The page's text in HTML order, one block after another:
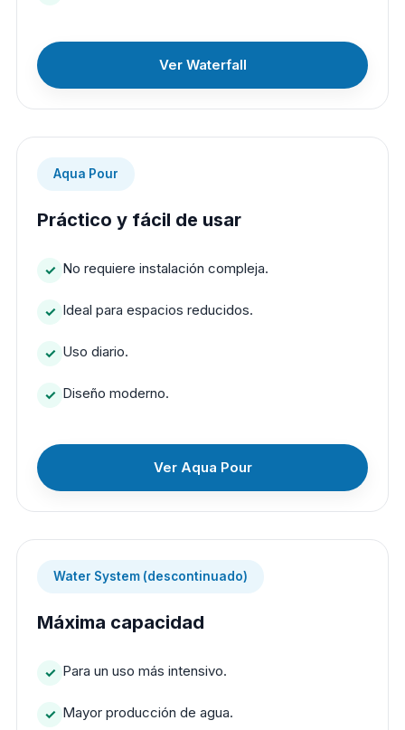
Ver Waterfall
Aqua Pour
Práctico y fácil de usar
No requiere instalación compleja.
Ideal para espacios reducidos.
Uso diario.
Diseño moderno.
Ver Aqua Pour
Water System (descontinuado)
Máxima capacidad
Para un uso más intensivo.
Mayor producción de agua.